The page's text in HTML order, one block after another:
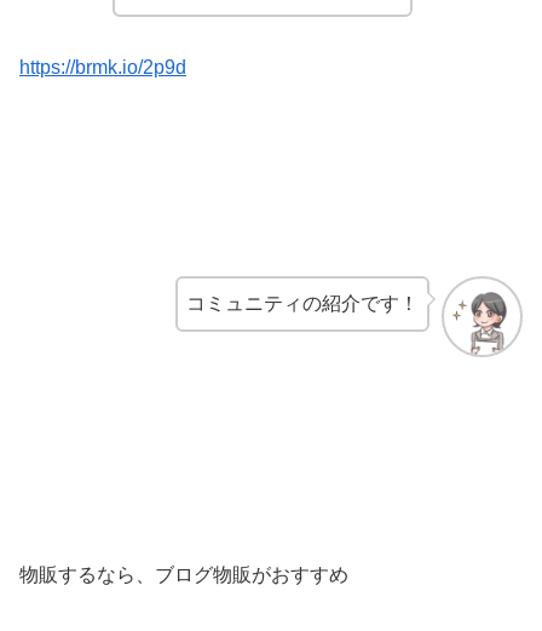
https://brmk.io/2p9d
コミュニティの紹介です！
物販するなら、ブログ物販がおすすめ